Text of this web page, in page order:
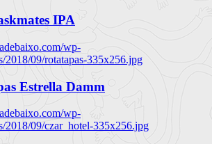
IPA
wp-
2018/09/rotatapas-335x256.jpg
Estrella Damm
wp-
2018/09/czar_hotel-335x256.jpg